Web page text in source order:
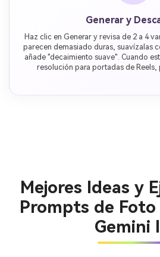
Generar y
Haz clic en Generar y revisa de 2 a 4
parecen demasiado duras, suavízalas
añade "decaimiento suave". Cuando
resolución para portadas de Reels,
Mejores Ideas y
Prompts de Foto
Gemini